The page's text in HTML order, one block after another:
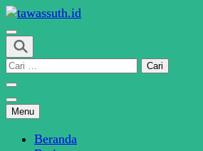
Skip
to
content
(Press
Enter)
tawassuth.id
SINDIKASI MEDIA MODERASI
Cari
Menu
Beranda